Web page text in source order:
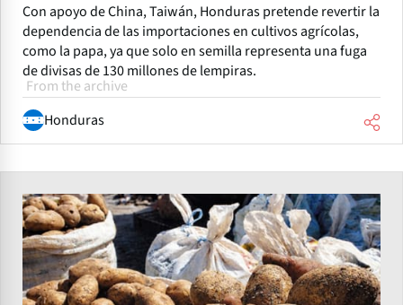
Con apoyo de China, Taiwán, Honduras pretende revertir la
dependencia de las importaciones en cultivos agrícolas,
como la papa, ya que solo en semilla representa una fuga
de divisas de 130 millones de lempiras.
From the archive
Honduras